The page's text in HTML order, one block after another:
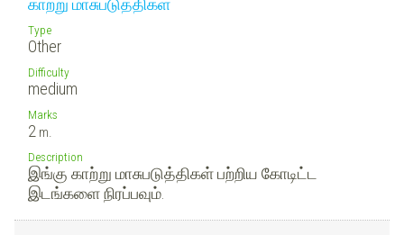
காற்று மாசுபடுத்திகள்
Type
Other
Difficulty
medium
Marks
2 m.
Description
இங்கு காற்று மாசுபடுத்திகள் பற்றிய கோடிட்ட
இடங்களை நிரப்பவும்.